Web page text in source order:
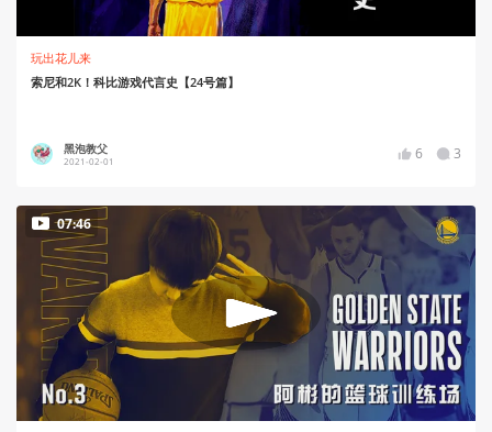
玩出花儿来
索尼和2K！科比游戏代言史【24号篇】
黑泡教父
2021-02-01 6 3
07:46